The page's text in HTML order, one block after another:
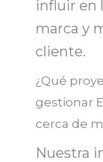
influir en
marca y
cliente.
¿Qué
gestionar
cerca de
Nuestra